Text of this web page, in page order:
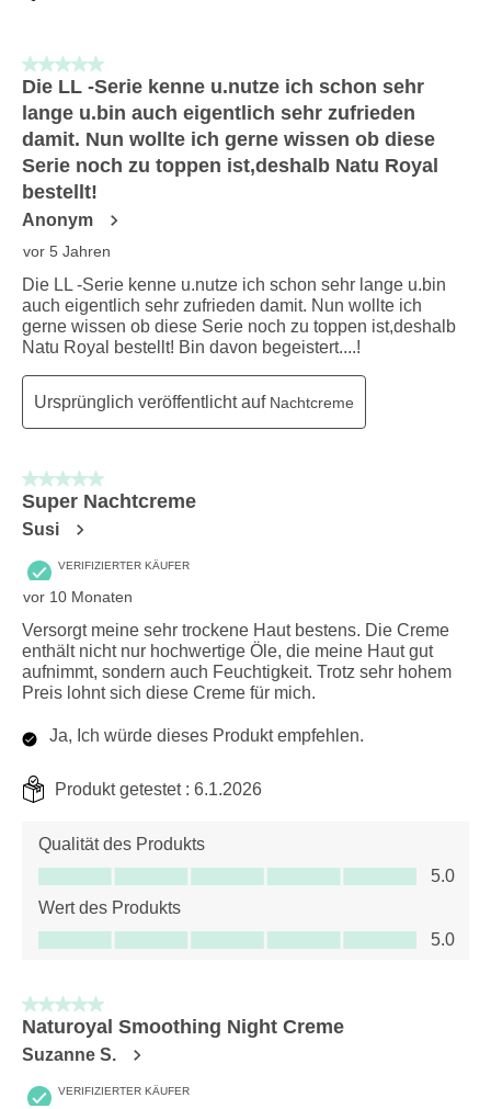
5 von 5 Sternen.
Die LL -Serie kenne u.nutze ich schon sehr
lange u.bin auch eigentlich sehr zufrieden
damit. Nun wollte ich gerne wissen ob diese
Serie noch zu toppen ist,deshalb Natu Royal
bestellt!
Anonym
vor 5 Jahren
Die LL -Serie kenne u.nutze ich schon sehr lange u.bin
auch eigentlich sehr zufrieden damit. Nun wollte ich
gerne wissen ob diese Serie noch zu toppen ist,deshalb
Natu Royal bestellt! Bin davon begeistert....!
Ursprünglich veröffentlicht auf Nachtcreme
5 von 5 Sternen.
Super Nachtcreme
Susi
VERIFIZIERTER KÄUFER
vor 10 Monaten
Versorgt meine sehr trockene Haut bestens. Die Creme
enthält nicht nur hochwertige Öle, die meine Haut gut
aufnimmt, sondern auch Feuchtigkeit. Trotz sehr hohem
Preis lohnt sich diese Creme für mich.
Ja, Ich würde dieses Produkt empfehlen.
Produkt getestet : 6.1.2026
Qualität des Produkts
Qualität des Produkts, 5.0 von 5
5.0
Wert des Produkts
Wert des Produkts, 5.0 von 5
5.0
5 von 5 Sternen.
Naturoyal Smoothing Night Creme
Suzanne S.
VERIFIZIERTER KÄUFER